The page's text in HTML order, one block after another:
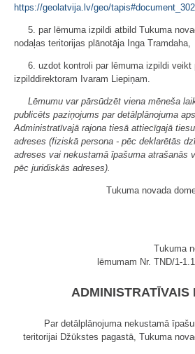
https://geolatvija.lv/geo/
5. par lēmuma izpildi atbild Tukuma
nodaļas teritorijas plānotāja Inga Tramdaha,
6. uzdot kontroli par lēmuma izpildi veikt
izpilddirektoram Ivaram Liepiņam.
Lēmumu var pārsūdzēt viena mēneša
publicēts paziņojums par detālplānojuma
Administratīvajā rajona tiesā attiecīgajā
adreses (fiziskā persona - pēc deklarētās
adreses vai nekustamā īpašuma atrašanās
pēc juridiskās adreses).
Tukuma novada
Tukuma
lēmumam Nr. TND/1-
ADMINISTRATĪVAIS
Par detālplānojuma nekustamā
teritorijai Džūkstes pagastā, Tukuma